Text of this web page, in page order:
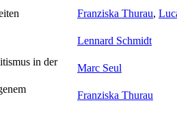
Franziska Thurau,
Lennard Schmidt
in der
Marc Seul
Franziska Thurau